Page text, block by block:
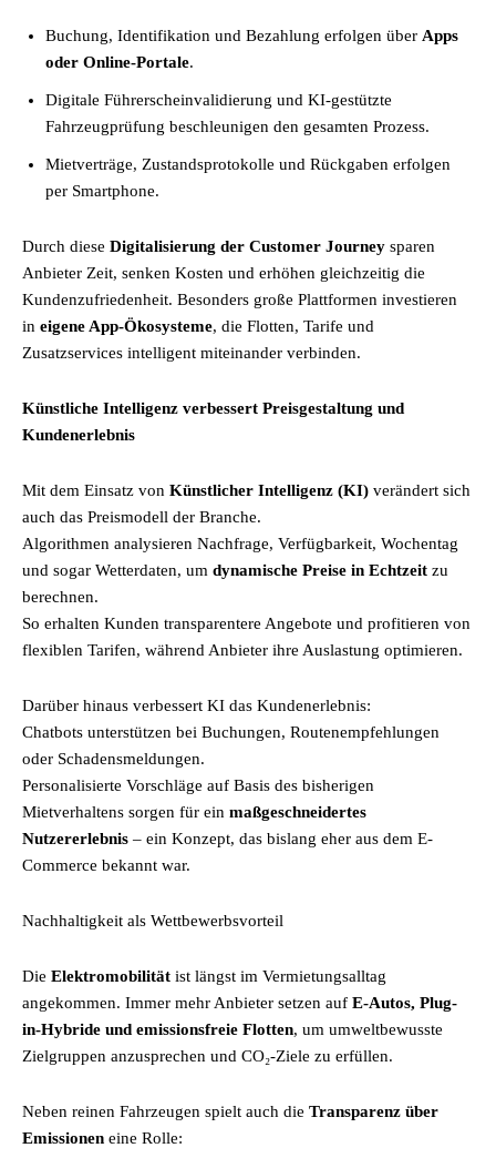
Buchung, Identifikation und Bezahlung erfolgen über Apps
oder Online-Portale.
Digitale Führerscheinvalidierung und KI-gestützte
Fahrzeugprüfung beschleunigen den gesamten Prozess.
Mietverträge, Zustandsprotokolle und Rückgaben erfolgen
per Smartphone.
Durch diese Digitalisierung der Customer Journey sparen
Anbieter Zeit, senken Kosten und erhöhen gleichzeitig die
Kundenzufriedenheit. Besonders große Plattformen investieren
in eigene App-Ökosysteme, die Flotten, Tarife und
Zusatzservices intelligent miteinander verbinden.
Künstliche Intelligenz verbessert Preisgestaltung und
Kundenerlebnis
Mit dem Einsatz von Künstlicher Intelligenz (KI) verändert sich
auch das Preismodell der Branche.
Algorithmen analysieren Nachfrage, Verfügbarkeit, Wochentag
und sogar Wetterdaten, um dynamische Preise in Echtzeit zu
berechnen.
So erhalten Kunden transparentere Angebote und profitieren von
flexiblen Tarifen, während Anbieter ihre Auslastung optimieren.
Darüber hinaus verbessert KI das Kundenerlebnis:
Chatbots unterstützen bei Buchungen, Routenempfehlungen
oder Schadensmeldungen.
Personalisierte Vorschläge auf Basis des bisherigen
Mietverhaltens sorgen für ein maßgeschneidertes
Nutzererlebnis – ein Konzept, das bislang eher aus dem E-
Commerce bekannt war.
Nachhaltigkeit als Wettbewerbsvorteil
Die Elektromobilität ist längst im Vermietungsalltag
angekommen. Immer mehr Anbieter setzen auf E-Autos, Plug-
in-Hybride und emissionsfreie Flotten, um umweltbewusste
Zielgruppen anzusprechen und CO₂-Ziele zu erfüllen.
Neben reinen Fahrzeugen spielt auch die Transparenz über
Emissionen eine Rolle: